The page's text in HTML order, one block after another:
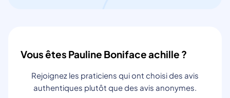
Vous êtes Pauline Boniface achille ?
Rejoignez les praticiens qui ont choisi des avis
authentiques plutôt que des avis anonymes.